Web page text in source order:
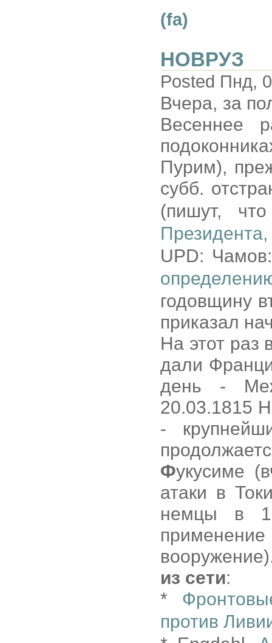
(fa)
НОВРУЗ
Posted Пнд,
Вчера, за
Весеннее
Пурим),
субб.
(пишут,
UPD:
годовщину
приказал
На этот раз
дали
день -
20.03.1815
-
Фукусиме
атаки в
немцы в
из сети:
*
против